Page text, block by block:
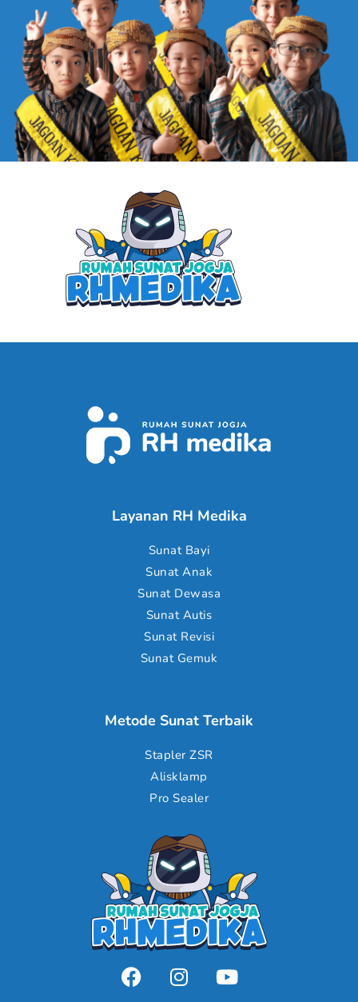
Layanan RH Medika
Sunat Bayi
Sunat Anak
Sunat Dewasa
Sunat Autis
Sunat Revisi
Sunat Gemuk
Metode Sunat Terbaik
Stapler ZSR
Alisklamp
Pro Sealer